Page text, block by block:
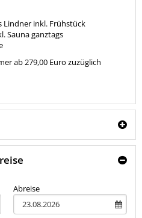
Lindner inkl. Frühstück
Sauna ganztags
ab 279,00 Euro zuzüglich
Abreise